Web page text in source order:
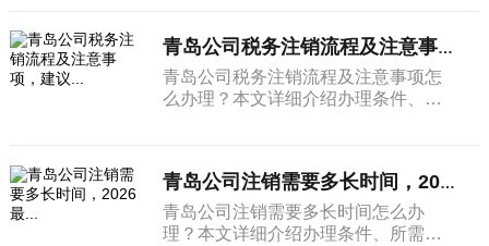
青岛公司税务注销流程及注意事项，建议...
青岛公司税务注销流程及注意事项怎
么办理？本文详细介绍办理条件、所
青岛公司注销需要多长时间，2026最...
青岛公司注销需要多长时间怎么办
理？本文详细介绍办理条件、所需材